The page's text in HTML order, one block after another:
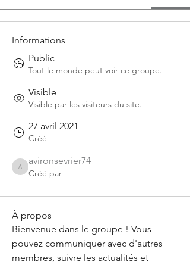
Informations
Public
Tout le monde peut voir ce groupe.
Visible
Visible par les visiteurs du site.
27 avril 2021
Créé
avironsevrier74
avironsevrier74
Créé par
À propos
Bienvenue dans le groupe ! Vous
pouvez communiquer avec d'autres
membres, suivre les actualités et